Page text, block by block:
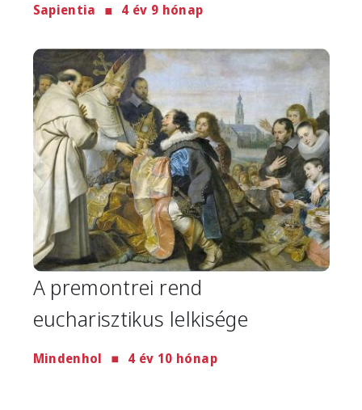
Sapientia 4 év 9 hónap
Image
A premontrei rend
eucharisztikus lelkisége
Mindenhol 4 év 10 hónap